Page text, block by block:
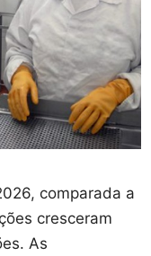
comparada a
cresceram
As